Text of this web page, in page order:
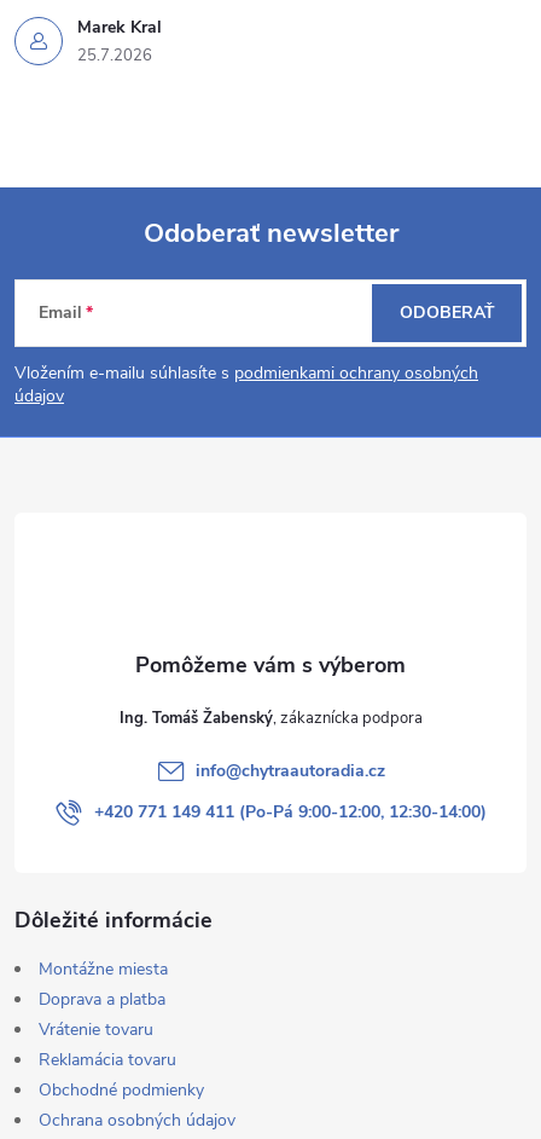
Marek Kral
25.7.2026
Z
á
p
Odoberať newsletter
Email
Vložením e-mailu súhlasíte s podmienkami ochrany osobných
údajov
ODOBERAŤ
Ing. Tomáš Žabenský
info@chytraautoradia.cz
+420 771 149 411 (Po-Pá 9:00-12:00, 12:30-14:00)
Dôležité informácie
Montážne miesta
Doprava a platba
Vrátenie tovaru
Reklamácia tovaru
Obchodné podmienky
Ochrana osobných údajov